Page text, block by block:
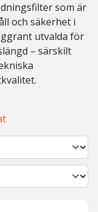
som är
och säkerhet i
utvalda för
– särskilt